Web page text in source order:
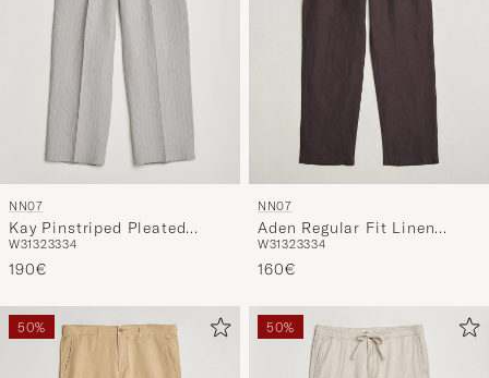
NN07
Kay Pinstriped Pleated
Linen Trousers Grey
W31323334
190€
NN07
Aden Regular Fit Linen
Trousers Dusky Port
W31323334
160€
50% 50%